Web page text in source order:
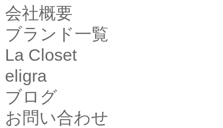
会社概要
ブランド一覧
La Closet
eligra
ブログ
お問い合わせ